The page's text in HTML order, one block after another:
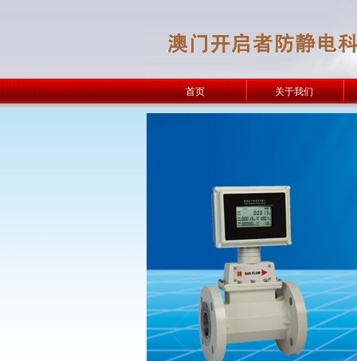
首页 关于我们